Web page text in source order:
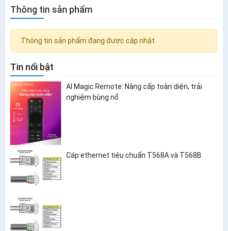
Thông tin sản phẩm
Thông tin sản phẩm đang được cập nhật
Tin nổi bật
AI Magic Remote: Nâng cấp toàn diện, trải
nghiệm bùng nổ
Cáp ethernet tiêu chuẩn T568A và T568B